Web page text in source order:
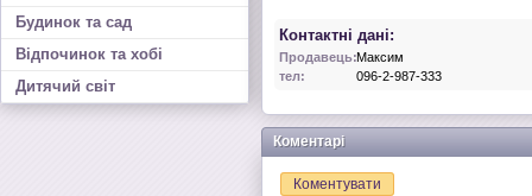
Будинок та сад
Відпочинок та хобі
Дитячий світ
Контактні дані:
Продавець:Максим
тел:
096-2-987-333
Коментарі
Коментувати